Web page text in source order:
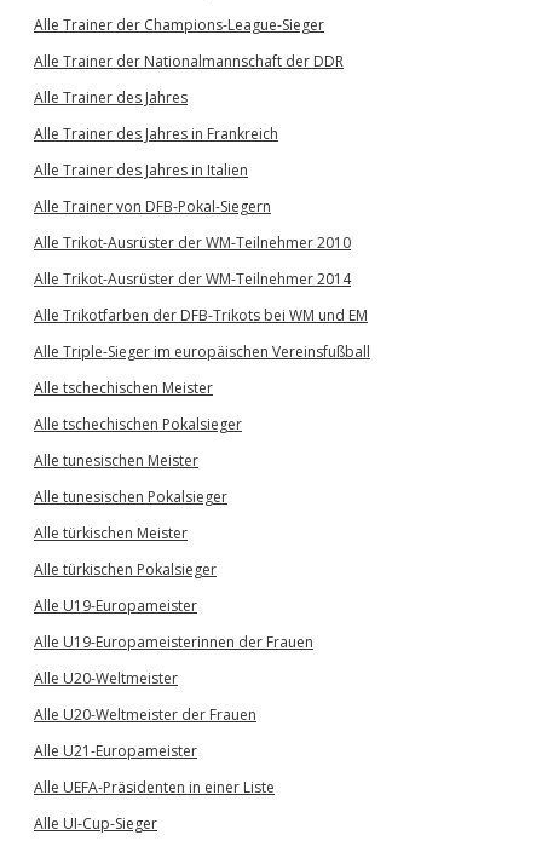
Alle Trainer der Champions-League-Sieger
Alle Trainer der Nationalmannschaft der DDR
Alle Trainer des Jahres
Alle Trainer des Jahres in Frankreich
Alle Trainer des Jahres in Italien
Alle Trainer von DFB-Pokal-Siegern
Alle Trikot-Ausrüster der WM-Teilnehmer 2010
Alle Trikot-Ausrüster der WM-Teilnehmer 2014
Alle Trikotfarben der DFB-Trikots bei WM und EM
Alle Triple-Sieger im europäischen Vereinsfußball
Alle tschechischen Meister
Alle tschechischen Pokalsieger
Alle tunesischen Meister
Alle tunesischen Pokalsieger
Alle türkischen Meister
Alle türkischen Pokalsieger
Alle U19-Europameister
Alle U19-Europameisterinnen der Frauen
Alle U20-Weltmeister
Alle U20-Weltmeister der Frauen
Alle U21-Europameister
Alle UEFA-Präsidenten in einer Liste
Alle UI-Cup-Sieger